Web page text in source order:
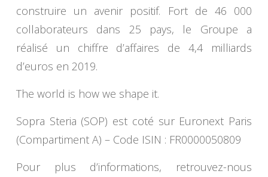
construire un avenir positif. Fort de 46 000
collaborateurs dans 25 pays, le Groupe a
réalisé un chiffre d’affaires de 4,4 milliards
d’euros en 2019.
The world is how we shape it.
Sopra Steria (SOP) est coté sur Euronext Paris
(Compartiment A) – Code ISIN : FR0000050809
Pour plus d’informations, retrouvez-nous